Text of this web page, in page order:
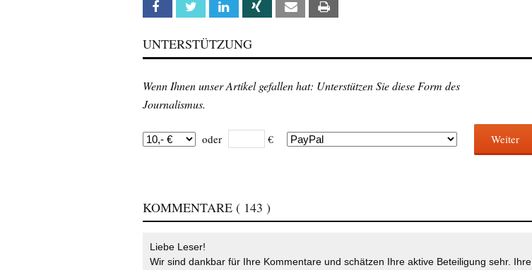
Facebook Twitter Linkedin Xing Email
UNTERSTÜTZUNG
Wenn Ihnen unser Artikel gefallen hat: Unterstützen Sie diese Form des
Journalismus.
oder € Weiter
KOMMENTARE ( 143 )
Liebe Leser!
Wir sind dankbar für Ihre Kommentare und schätzen Ihre aktive Beteiligung sehr. Ihre